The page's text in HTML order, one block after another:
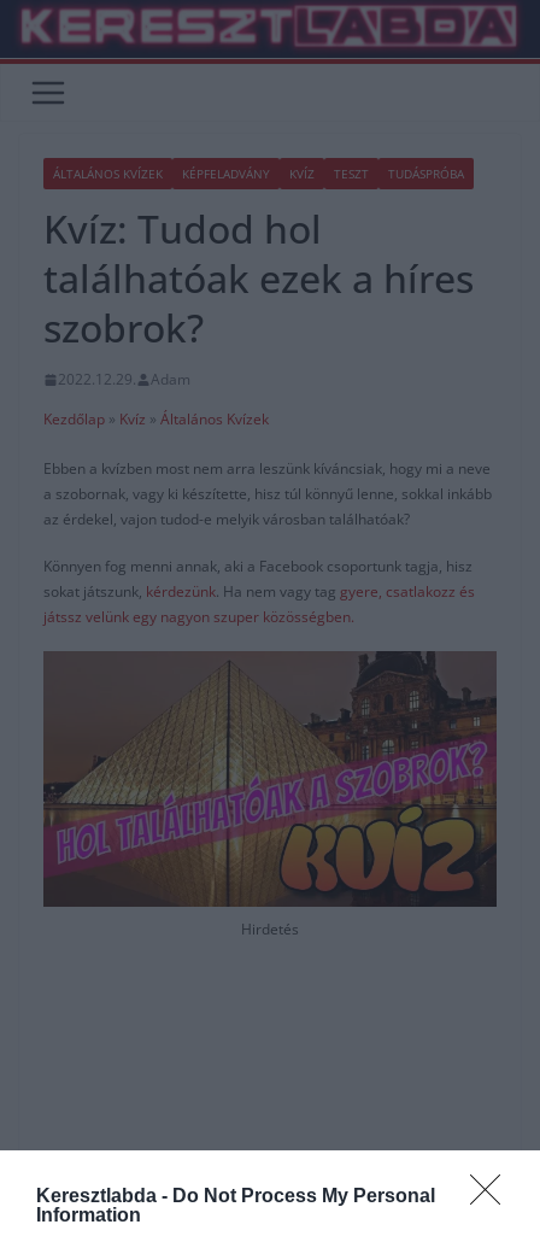
Keresztlabda - Do Not Process My Personal
Information
Skip
content
ÁLTALÁNOS KVÍZEK KÉPFELADVÁNY KVÍZ TESZT TUDÁSPRÓBA
Kvíz: Tudod hol
találhatóak ezek a híres
szobrok?
2022.12.29.
Adam
Kezdőlap » Kvíz » Általános Kvízek
Ebben a kvízben most nem arra leszünk kíváncsiak, hogy mi a neve
a szobornak, vagy ki készítette, hisz túl könnyű lenne, sokkal inkább
az érdekel, vajon tudod-e melyik városban találhatóak?
Könnyen fog menni annak, aki a Facebook csoportunk tagja, hisz
sokat játszunk, kérdezünk. Ha nem vagy tag gyere, csatlakozz és
játssz velünk egy nagyon szuper közösségben.
Hirdetés